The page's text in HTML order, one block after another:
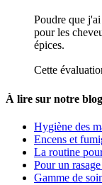
Poudre que
pour les
épices.
Cette
À lire sur notre
Hygiène des
Encens et
La routine
Pour un
Gamme de